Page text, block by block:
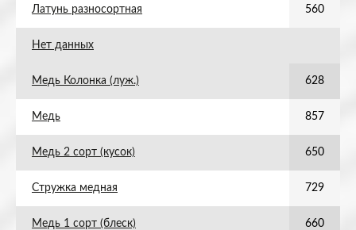
Латунь разносортная 560
Нет данных
Медь Колонка (луж.) 628
Медь 857
Медь 2 сорт (кусок) 650
Стружка медная 729
Медь 1 сорт (блеск) 660